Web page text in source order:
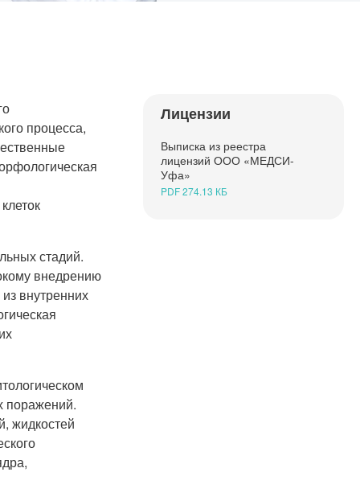
процесса,
стадий.
внедрению
внутренних
поражений.
жидкостей
Лицензии
Выписка из реестра
лицензий ООО «МЕДСИ-
Уфа»
PDF 274.13 КБ